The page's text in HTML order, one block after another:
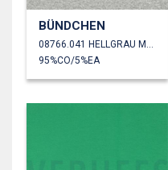
BÜNDCHEN
95%CO/5%EA